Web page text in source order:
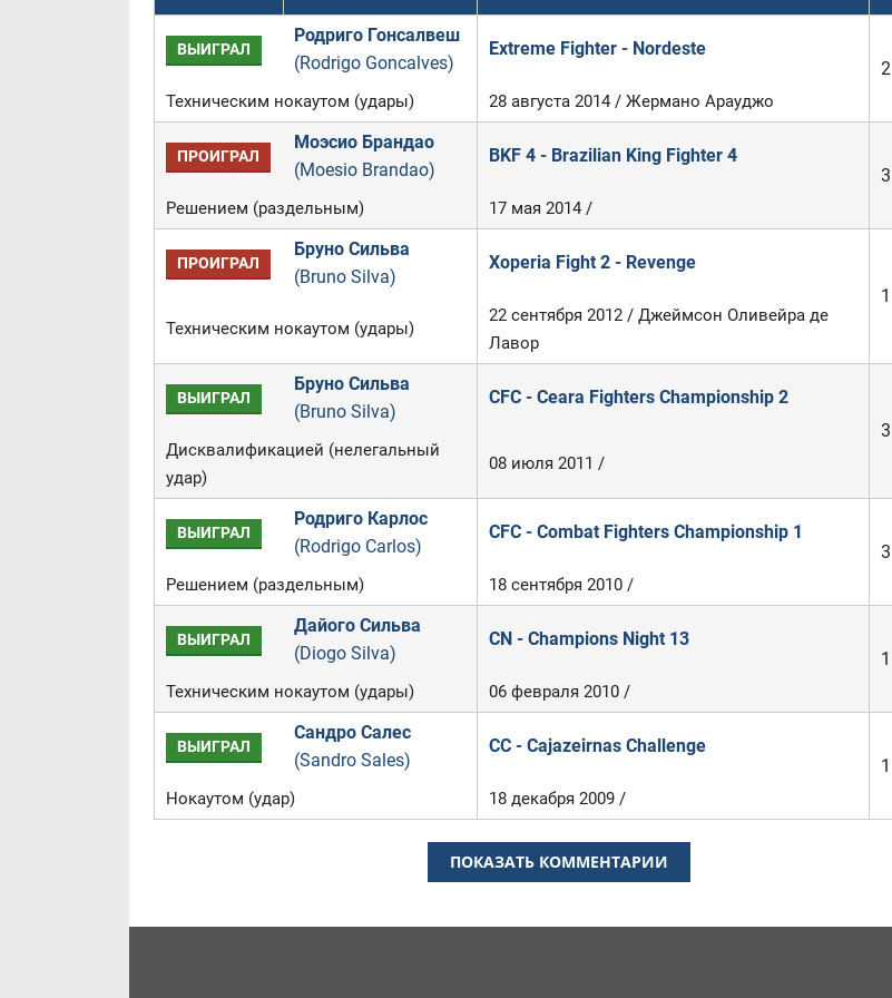
ВЫИГРАЛ
Родриго Гонсалвеш
(Rodrigo Goncalves)
Extreme Fighter - Nordeste
2
Техническим нокаутом (удары) 28 августа 2014 / Жермано Арауджо
ПРОИГРАЛ
Моэсио Брандао
(Moesio Brandao)
BKF 4 - Brazilian King Fighter 4
3
Решением (раздельным) 17 мая 2014 /
ПРОИГРАЛ
Бруно Сильва
(Bruno Silva)
Xoperia Fight 2 - Revenge
1
Техническим нокаутом (удары)
22 сентября 2012 / Джеймсон Оливейра де
Лавор
ВЫИГРАЛ
Бруно Сильва
(Bruno Silva)
CFC - Ceara Fighters Championship 2
3
Дисквалификацией (нелегальный
удар)
08 июля 2011 /
ВЫИГРАЛ
Родриго Карлос
(Rodrigo Carlos)
CFC - Combat Fighters Championship 1
3
Решением (раздельным) 18 сентября 2010 /
ВЫИГРАЛ
Дайого Сильва
(Diogo Silva)
CN - Champions Night 13
1
Техническим нокаутом (удары) 06 февраля 2010 /
ВЫИГРАЛ
Сандро Салес
(Sandro Sales)
CC - Cajazeirnas Challenge
1
Нокаутом (удар) 18 декабря 2009 /
ПОКАЗАТЬ КОММЕНТАРИИ